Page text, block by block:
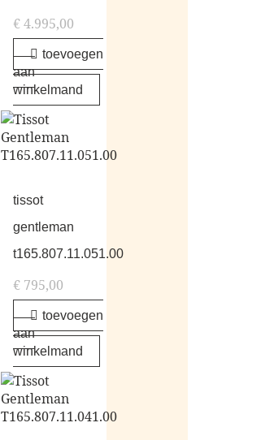
€4.995,00
toevoegen
aan
winkelmand
tissot
gentleman
t165.807.11.051.00
€795,00
toevoegen
aan
winkelmand